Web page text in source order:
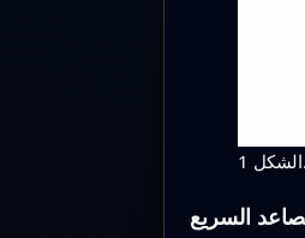
الشكل 1.
السريع